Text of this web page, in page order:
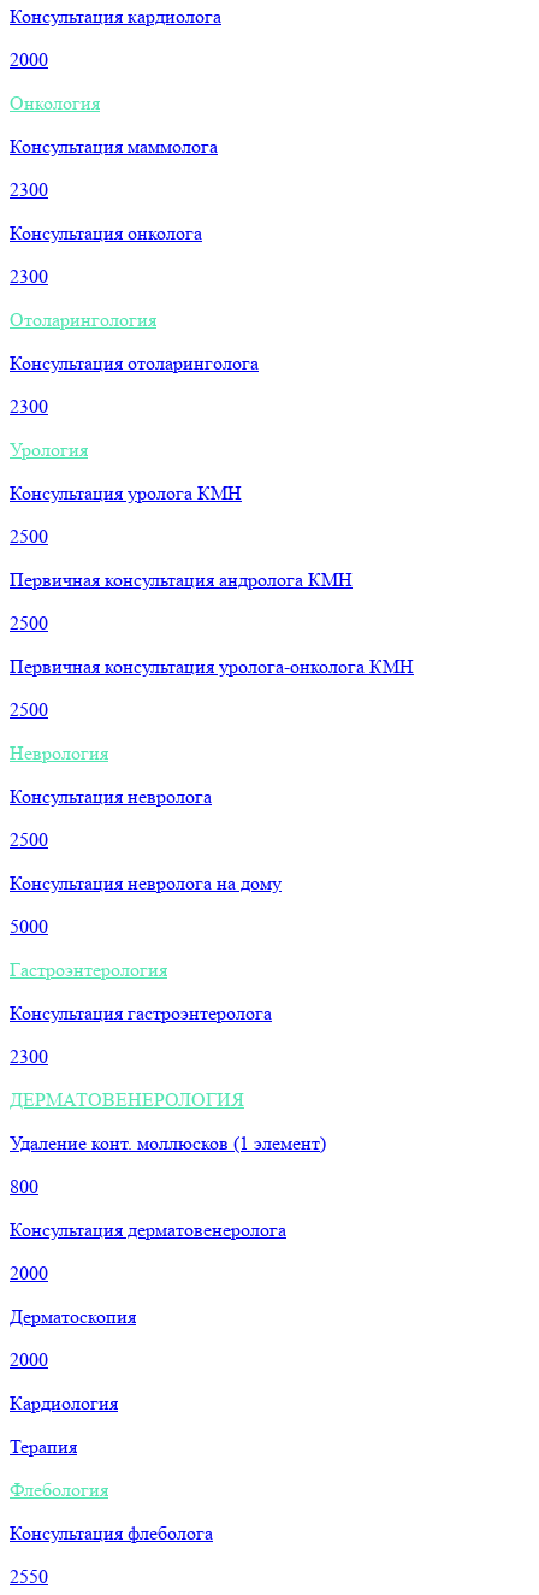
Консультация кардиолога
2000
Онкология
Консультация маммолога
2300
Консультация онколога
2300
Отоларингология
Консультация отоларинголога
2300
Урология
Консультация уролога КМН
2500
Первичная консультация андролога КМН
2500
Первичная консультация уролога-онколога КМН
2500
Неврология
Консультация невролога
2500
Консультация невролога на дому
5000
Гастроэнтерология
Консультация гастроэнтеролога
2300
ДЕРМАТОВЕНЕРОЛОГИЯ
Удаление конт. моллюсков (1 элемент)
800
Консультация дерматовенеролога
2000
Дерматоскопия
2000
Кардиология
Терапия
Флебология
Консультация флеболога
2550